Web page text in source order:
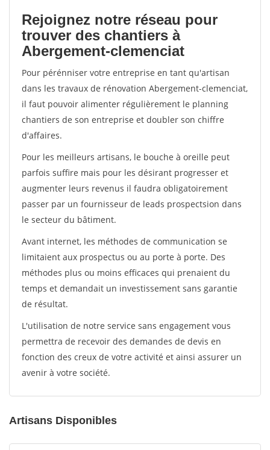
Rejoignez notre réseau pour
trouver des chantiers à
Abergement-clemenciat
Pour pérénniser votre entreprise en tant qu'artisan
dans les travaux de rénovation Abergement-clemenciat,
il faut pouvoir alimenter régulièrement le planning
chantiers de son entreprise et doubler son chiffre
d'affaires.
Pour les meilleurs artisans, le bouche à oreille peut
parfois suffire mais pour les désirant progresser et
augmenter leurs revenus il faudra obligatoirement
passer par un fournisseur de leads prospectsion dans
le secteur du bâtiment.
Avant internet, les méthodes de communication se
limitaient aux prospectus ou au porte à porte. Des
méthodes plus ou moins efficaces qui prenaient du
temps et demandait un investissement sans garantie
de résultat.
L'utilisation de notre service sans engagement vous
permettra de recevoir des demandes de devis en
fonction des creux de votre activité et ainsi assurer un
avenir à votre société.
Artisans Disponibles